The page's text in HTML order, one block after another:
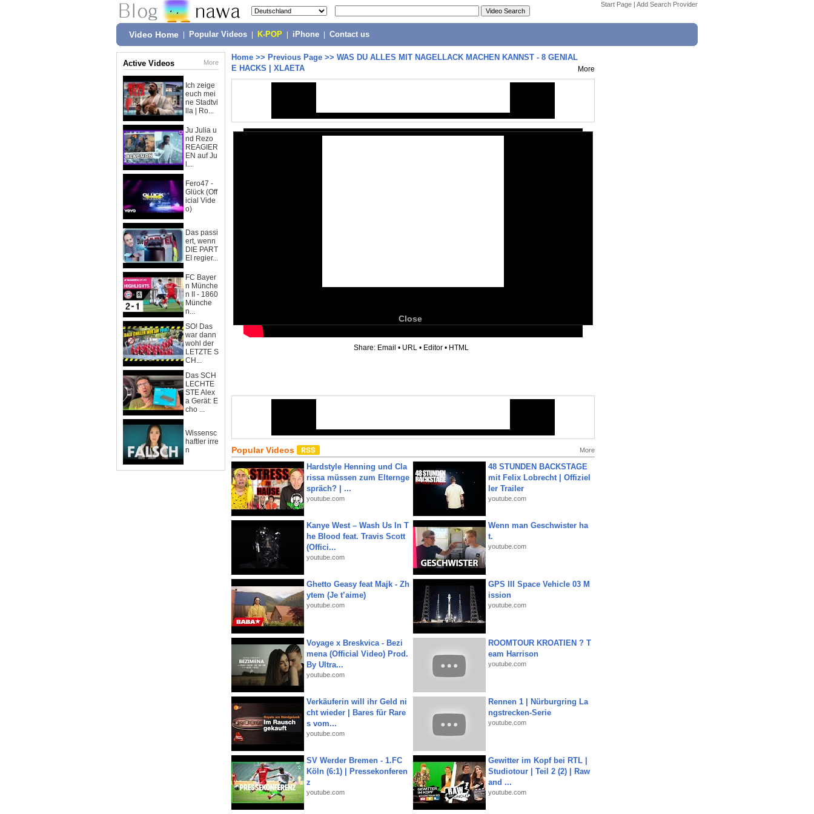
Start Page | Add Search Provider
Video Home Popular Videos K-POP iPhone Contact us
Active Videos More
Ich zeige
euch mei
ne Stadtvi
lla | Ro...
Ju Julia u
nd Rezo
REAGIER
EN auf Ju
l...
Fero47 -
Glück (Off
icial Vide
o)
Das passi
ert, wenn
DIE PART
EI regier...
FC Bayer
n Münche
n II - 1860
Münche
n...
SO! Das
war dann
wohl der
LETZTE S
CH...
Das SCH
LECHTE
STE Alex
a Gerät: E
cho ...
Wissensc
haftler irre
n
Home >> Previous Page >> WAS DU ALLES MIT NAGELLACK MACHEN KANNST - 8 GENIAL
E HACKS | XLAETA
More
Close
Share: Email • URL • Editor • HTML
Popular Videos More
Hardstyle Henning und Cla
rissa müssen zum Elternge
spräch? | ...
youtube.com
48 STUNDEN BACKSTAGE
mit Felix Lobrecht | Offiziel
ler Trailer
youtube.com
Kanye West – Wash Us In T
he Blood feat. Travis Scott
(Offici...
youtube.com
Wenn man Geschwister ha
t.
youtube.com
Ghetto Geasy feat Majk - Zh
ytem (Je t’aime)
youtube.com
GPS III Space Vehicle 03 M
ission
youtube.com
Voyage x Breskvica - Bezi
mena (Official Video) Prod.
By Ultra...
youtube.com
ROOMTOUR KROATIEN ? T
eam Harrison
youtube.com
Verkäuferin will ihr Geld ni
cht wieder | Bares für Rare
s vom...
youtube.com
Rennen 1 | Nürburgring La
ngstrecken-Serie
youtube.com
SV Werder Bremen - 1.FC
Köln (6:1) | Pressekonferen
z
youtube.com
Gewitter im Kopf bei RTL |
Studiotour | Teil 2 (2) | Raw
and ...
youtube.com